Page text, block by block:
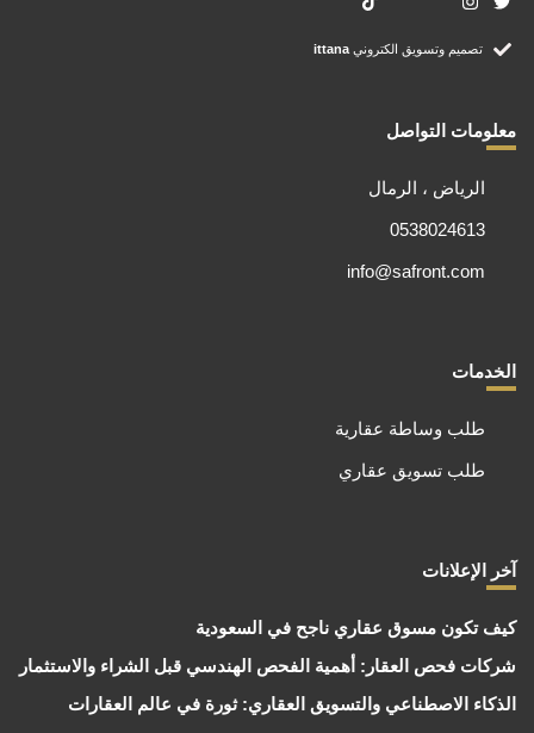
تصميم وتسويق الكترونيittana
معلومات التواصل
الرياض ، الرمال
0538024613
info@safront.com
الخدمات
طلب وساطة عقارية
طلب تسويق عقاري
آخر الإعلانات
كيف تكون مسوق عقاري ناجح في السعودية
شركات فحص العقار: أهمية الفحص الهندسي قبل الشراء والاستثمار
الذكاء الاصطناعي والتسويق العقاري: ثورة في عالم العقارات